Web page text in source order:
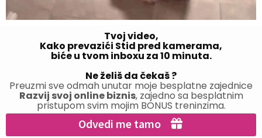
Tvoj video,
Kako prevazići Stid pred kamerama,
biće u tvom inboxu za 10 minuta.
Ne želiš da čekaš ?
Preuzmi sve odmah unutar moje besplatne zajednice
Razvij svoj online biznis, zajedno sa besplatnim
pristupom svim mojim BONUS treninzima.
Odvedi me tamo